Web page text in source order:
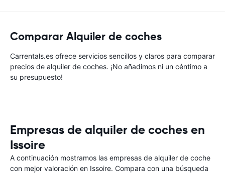
Comparar Alquiler de coches
Carrentals.es ofrece servicios sencillos y claros para comparar
precios de alquiler de coches. ¡No añadimos ni un céntimo a
su presupuesto!
Empresas de alquiler de coches en
Issoire
A continuación mostramos las empresas de alquiler de coche
con mejor valoración en Issoire. Compara con una búsqueda